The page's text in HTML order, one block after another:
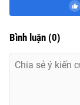
Bình luận (0)